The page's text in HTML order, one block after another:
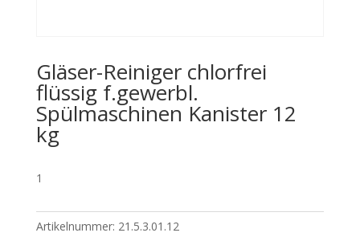
Gläser-Reiniger chlorfrei
flüssig f.gewerbl.
Spülmaschinen Kanister 12
kg
1
Artikelnummer: 21.5.3.01.12